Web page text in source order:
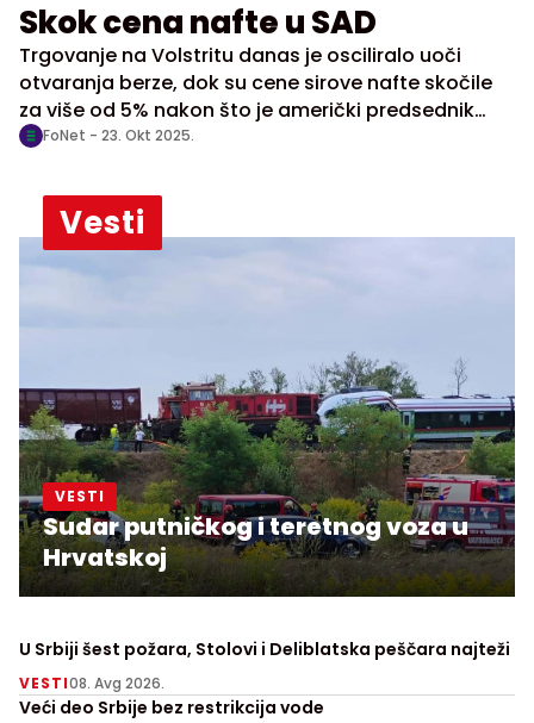
Skok cena nafte u SAD
Trgovanje na Volstritu danas je osciliralo uoči
otvaranja berze, dok su cene sirove nafte skočile
za više od 5% nakon što je američki predsednik
Donald Tramp najavio sankcije ruskim naftnim
FoNet - 23. Okt 2025.
Vesti
VESTI
Sudar putničkog i teretnog voza u
Hrvatskoj
U Srbiji šest požara, Stolovi i Deliblatska peščara najteži
VESTI08. Avg 2026.
Veći deo Srbije bez restrikcija vode